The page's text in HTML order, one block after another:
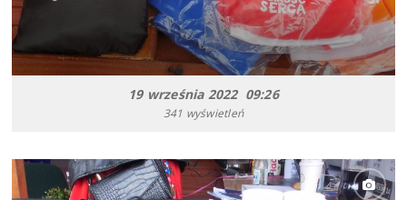
19 września 2022 09:26
341 wyświetleń